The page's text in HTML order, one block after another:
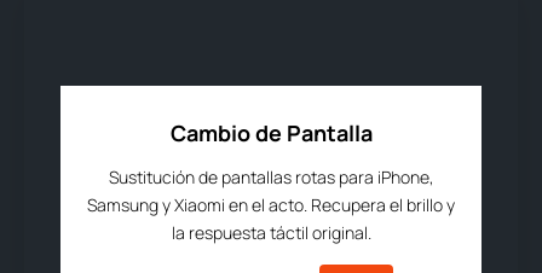
Cambio de Pantalla
Sustitución de pantallas rotas para iPhone,
Samsung y Xiaomi en el acto. Recupera el brillo y
la respuesta táctil original.